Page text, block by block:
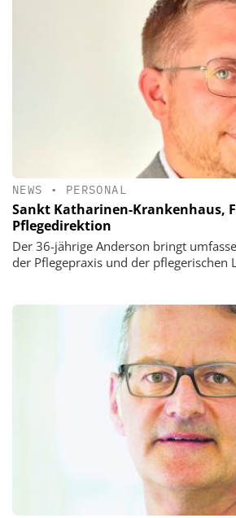
NEWS • PERSONAL
Sankt Katharinen-Krankenhaus,
Pflegedirektion
Der 36-jährige Anderson bringt
der Pflegepraxis und der pflegerischen